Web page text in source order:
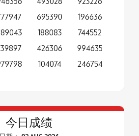
695390
188083
426306
104074
196636
744552
994635
246754
今日成绩